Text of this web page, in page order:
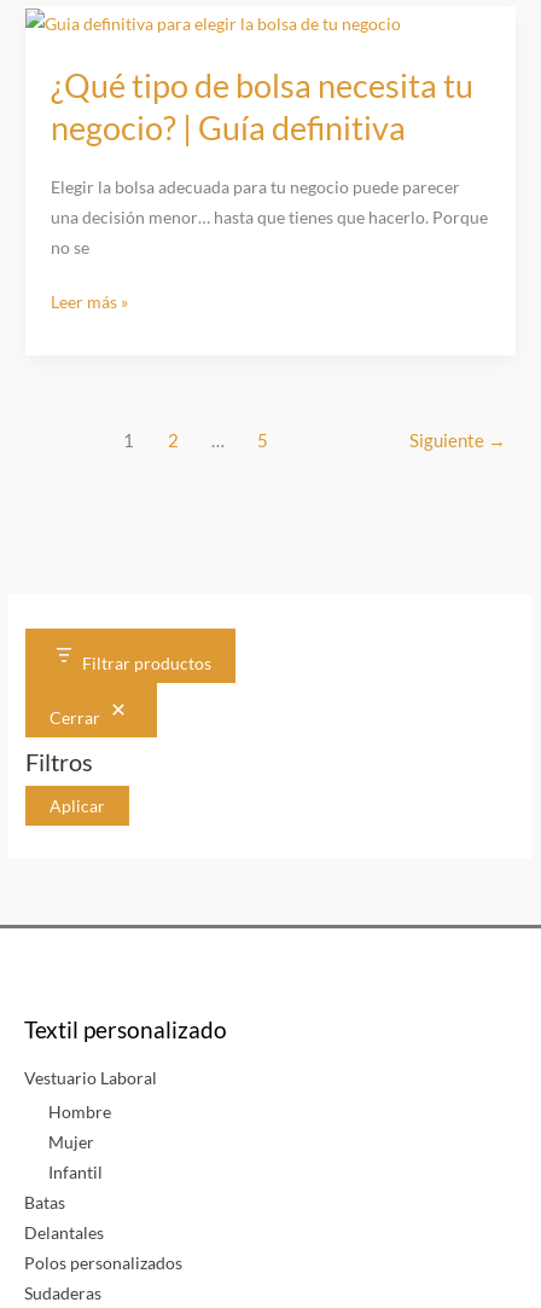
Filtrar productos
Cerrar
Filtros
Aplicar
extra!)
el
marketing
tu
restaurante
(y
más
¿Qué tipo de bolsa necesita tu
negocio? | Guía definitiva
Elegir la bolsa adecuada para tu negocio puede parecer
una decisión menor… hasta que tienes que hacerlo. Porque
no se
¿Qué
Leer más »
1 2 … 5 Siguiente →
Textil personalizado
Vestuario Laboral
Hombre
Mujer
Infantil
Batas
Delantales
Polos personalizados
Sudaderas